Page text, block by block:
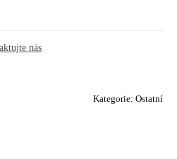
nás
Kategorie: Ostatní